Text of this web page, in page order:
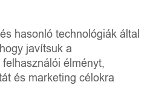
hasonló technológiák által
javítsuk a
élményt,
és marketing célokra
BARANYA” CÍMKÉVEL
TERMÉKEK